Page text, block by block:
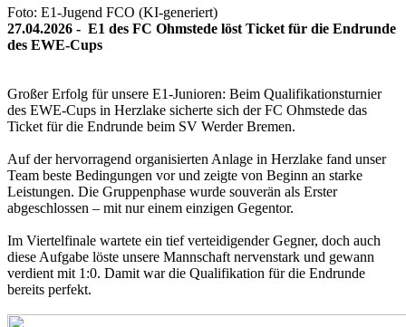
Foto: E1-Jugend FCO (KI-generiert)
27.04.2026 - E1 des FC Ohmstede löst Ticket für die Endrunde
des EWE-Cups
Großer Erfolg für unsere E1-Junioren: Beim Qualifikationsturnier
des EWE-Cups in Herzlake sicherte sich der FC Ohmstede das
Ticket für die Endrunde beim SV Werder Bremen.
Auf der hervorragend organisierten Anlage in Herzlake fand unser
Team beste Bedingungen vor und zeigte von Beginn an starke
Leistungen. Die Gruppenphase wurde souverän als Erster
abgeschlossen – mit nur einem einzigen Gegentor.
Im Viertelfinale wartete ein tief verteidigender Gegner, doch auch
diese Aufgabe löste unsere Mannschaft nervenstark und gewann
verdient mit 1:0. Damit war die Qualifikation für die Endrunde
bereits perfekt.